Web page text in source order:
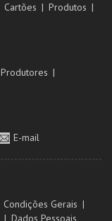
Cartões
Produtos
Produtores
E-mail
Condições Gerais
Dados Pessoais